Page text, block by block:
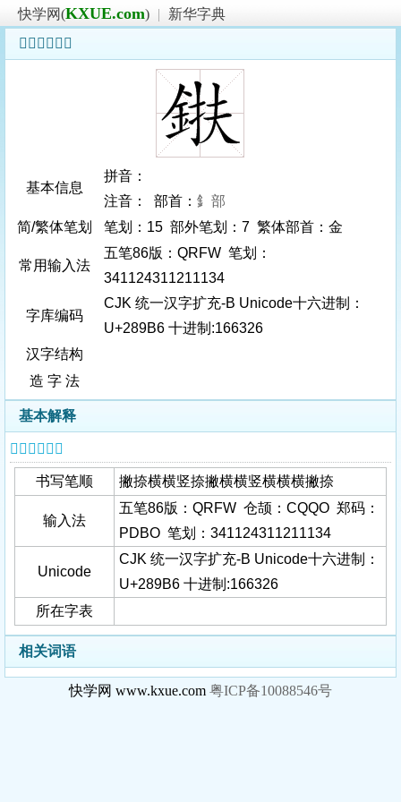
快学网(KXUE.com) |
新华字典
𨦶字基本信息
基本信息
拼音：
注音： 部首： 釒部
简/繁体笔划
笔划：15 部外笔划：7 繁体部首：金
常用输入法
五笔86版：QRFW 笔划：
341124311211134
字库编码
CJK 统一汉字扩充-B Unicode十六进制：
U+289B6 十进制:166326
汉字结构
造 字 法
基本解释
𨦶字基本信息
书写笔顺 撇捺横横竖捺撇横横竖横横横撇捺
输入法
五笔86版：QRFW 仓颉：CQQO 郑码：
PDBO 笔划：341124311211134
Unicode
CJK 统一汉字扩充-B Unicode十六进制：
U+289B6 十进制:166326
所在字表
相关词语
快学网 www.kxue.com 粤ICP备10088546号